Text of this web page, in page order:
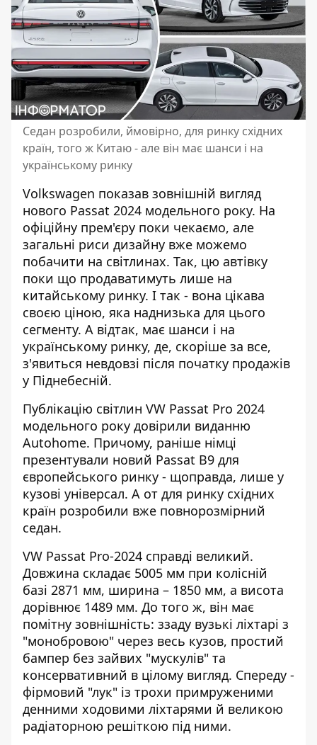
Седан розробили, ймовірно, для ринку східних
країн, того ж Китаю - але він має шанси і на
українському ринку
Volkswagen показав зовнішній вигляд
нового Passat 2024 модельного року. На
офіційну прем'єру поки чекаємо, але
загальні риси дизайну вже можемо
побачити на світлинах. Так, цю автівку
поки що продаватимуть лише на
китайському ринку. І так - вона цікава
своєю ціною, яка наднизька для цього
сегменту. А відтак, має шанси і на
українському ринку, де, скоріше за все,
з'явиться невдовзі після початку продажів
у Піднебесній.
Публікацію світлин VW Passat Pro 2024
модельного року довірили виданню
Autohome. Причому, раніше німці
презентували новий Passat B9 для
європейського ринку - щоправда, лише у
кузові універсал. А от для ринку східних
країн розробили вже повнорозмірний
седан.
VW Passat Pro-2024 справді великий.
Довжина складає 5005 мм при колісній
базі 2871 мм, ширина – 1850 мм, а висота
дорівнює 1489 мм. До того ж, він має
помітну зовнішність: ззаду вузькі ліхтарі з
"монобровою" через весь кузов, простий
бампер без зайвих "мускулів" та
консервативний в цілому вигляд. Спереду -
фірмовий "лук" із трохи примруженими
денними ходовими ліхтарями й великою
радіаторною решіткою під ними.